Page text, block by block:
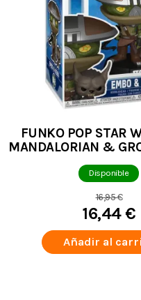
FUNKO POP STAR
MANDALORIAN &
& KEIBU 842
Disponible
16,95 €
16,44 €
Añadir al